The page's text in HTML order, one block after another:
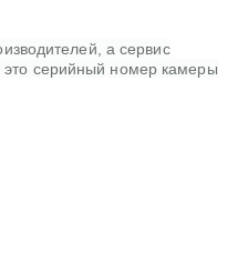
а сервис
это серийный номер камеры